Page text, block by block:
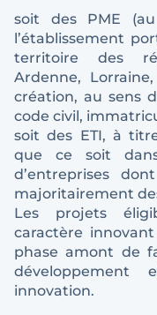
soit des PME
l’établissement
territoire des
Ardenne,
création, au sens
code civil,
soit des ETI, à
que ce soit
d’entreprises
majoritairement
Les projets
caractère
phase amont de
développement
innovation.